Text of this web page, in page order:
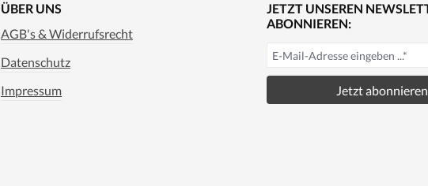
ÜBER UNS
AGB's & Widerrufsrecht
Datenschutz
Impressum
JETZT UNSEREN
ABONNIEREN:
Jetzt